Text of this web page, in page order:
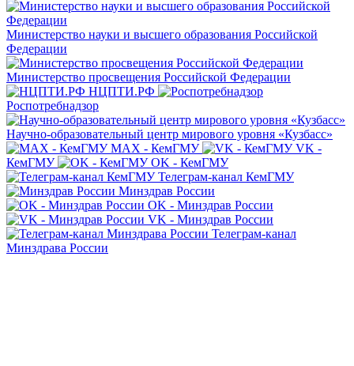
Министерство науки и высшего образования Российской
Федерации
Министерство просвещения Российской Федерации
НЦПТИ.РФ
Роспотребнадзор
Научно-образовательный центр мирового уровня «Кузбасс»
MAX - КемГМУ
VK -
КемГМУ
OK - КемГМУ
Телеграм-канал КемГМУ
Минздрав России
OK - Минздрав России
VK - Минздрав России
Телеграм-канал
Минздрава России